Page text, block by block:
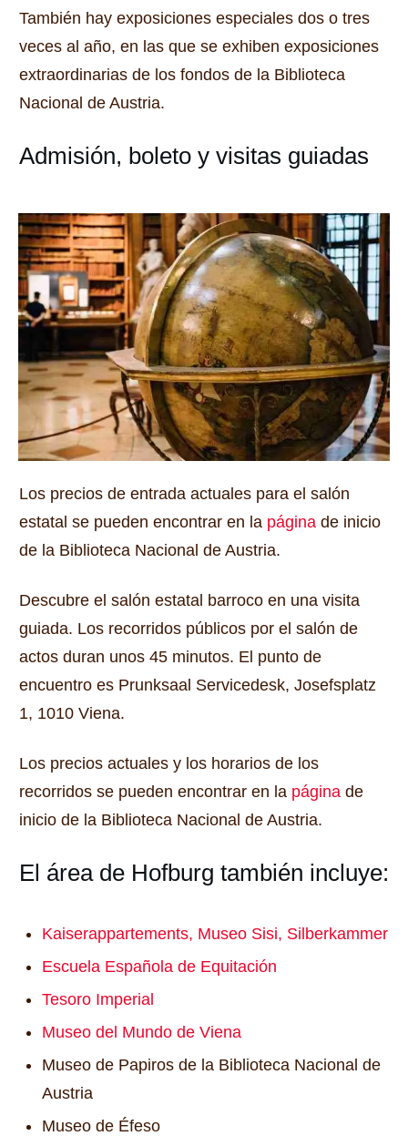
También hay exposiciones especiales dos o tres
veces al año, en las que se exhiben exposiciones
extraordinarias de los fondos de la Biblioteca
Nacional de Austria.
Admisión, boleto y visitas guiadas
Los precios de entrada actuales para el salón
estatal se pueden encontrar en la página de inicio
de la Biblioteca Nacional de Austria.
Descubre el salón estatal barroco en una visita
guiada. Los recorridos públicos por el salón de
actos duran unos 45 minutos. El punto de
encuentro es Prunksaal Servicedesk, Josefsplatz
1, 1010 Viena.
Los precios actuales y los horarios de los
recorridos se pueden encontrar en la página de
inicio de la Biblioteca Nacional de Austria.
El área de Hofburg también incluye:
Kaiserappartements, Museo Sisi, Silberkammer
Escuela Española de Equitación
Tesoro Imperial
Museo del Mundo de Viena
Museo de Papiros de la Biblioteca Nacional de
Austria
Museo de Éfeso